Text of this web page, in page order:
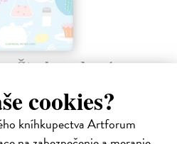
cookies?
kníhkupectva Artforum
Števko v domácom
soľné šperky, vlastné jogurty,
so svojimi deťmi tridsať